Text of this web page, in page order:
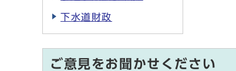
下水道財政
ご意見をお聞かせください